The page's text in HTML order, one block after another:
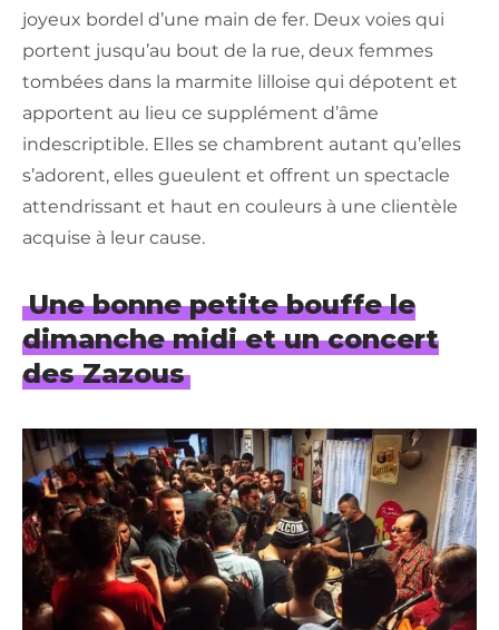
joyeux bordel d’une main de fer. Deux voies qui
portent jusqu’au bout de la rue, deux femmes
tombées dans la marmite lilloise qui dépotent et
apportent au lieu ce supplément d’âme
indescriptible. Elles se chambrent autant qu’elles
s’adorent, elles gueulent et offrent un spectacle
attendrissant et haut en couleurs à une clientèle
acquise à leur cause.
Une bonne petite bouffe le
dimanche midi et un concert
des Zazous